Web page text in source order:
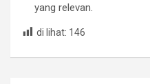
yang relevan.
di lihat: 146